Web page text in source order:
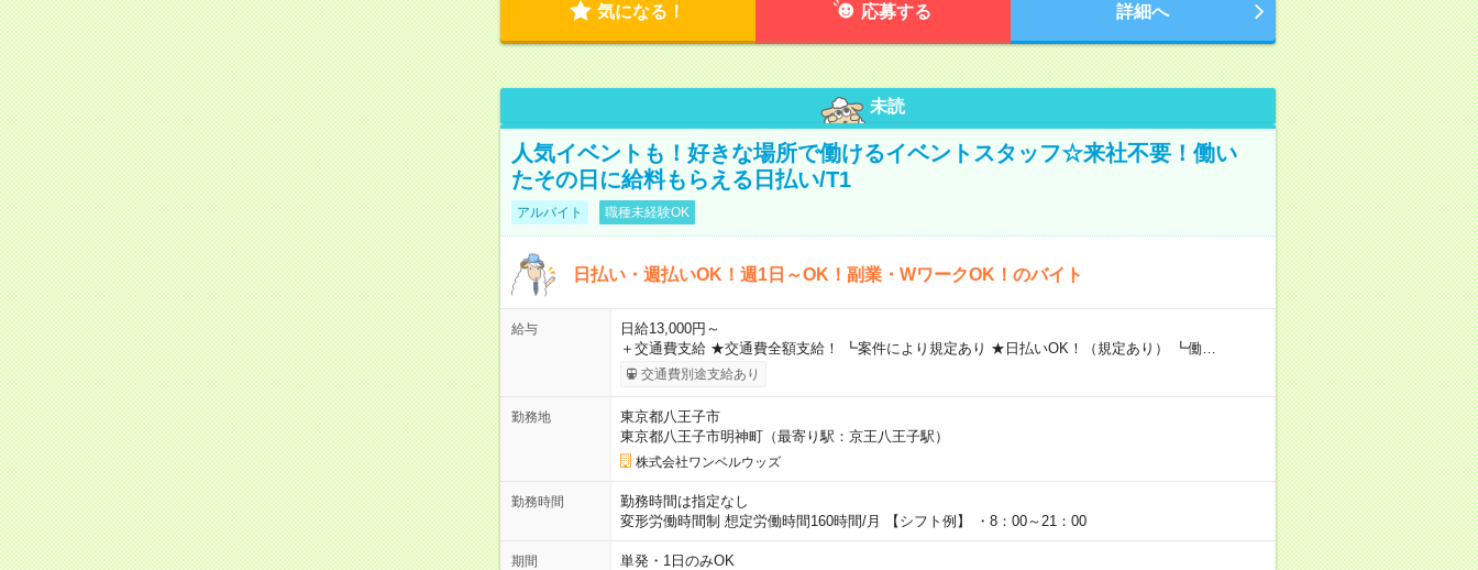
気になる！ 応募する 詳細へ
未読
人気イベントも！好きな場所で働けるイベントスタッフ☆来社不要！働い
たその日に給料もらえる日払い/T1
アルバイト 職種未経験OK
日払い・週払いOK！週1日～OK！副業・WワークOK！のバイト
給与
日給13,000円～
＋交通費支給 ★交通費全額支給！ ┗案件により規定あり ★日払いOK！（規定あり） ┗働…
交通費別途支給あり
勤務地
東京都八王子市
東京都八王子市明神町（最寄り駅：京王八王子駅）
株式会社ワンベルウッズ
勤務時間
勤務時間は指定なし
変形労働時間制 想定労働時間160時間/月 【シフト例】 ・8：00～21：00
期間 単発・1日のみOK